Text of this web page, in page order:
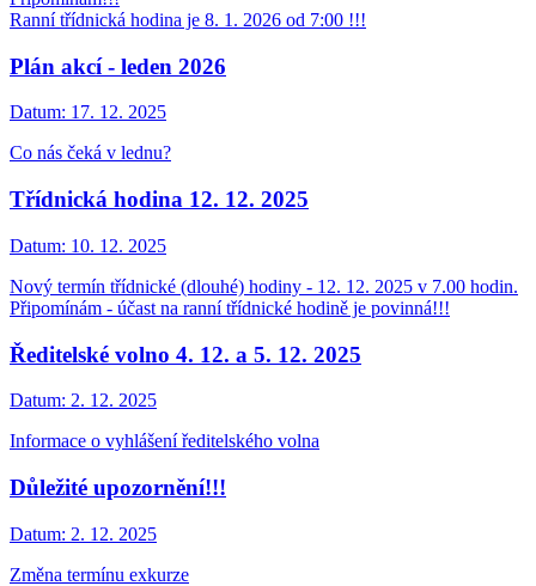
Ranní třídnická hodina je 8. 1. 2026 od 7:00 !!!
Plán akcí - leden 2026
Datum: 17. 12. 2025
Co nás čeká v lednu?
Třídnická hodina 12. 12. 2025
Datum: 10. 12. 2025
Nový termín třídnické (dlouhé) hodiny - 12. 12. 2025 v 7.00 hodin.
Připomínám - účast na ranní třídnické hodině je povinná!!!
Ředitelské volno 4. 12. a 5. 12. 2025
Datum: 2. 12. 2025
Informace o vyhlášení ředitelského volna
Důležité upozornění!!!
Datum: 2. 12. 2025
Změna termínu exkurze